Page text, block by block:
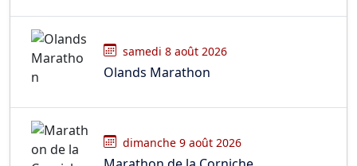
samedi 8 août 2026
Olands Marathon
dimanche 9 août 2026